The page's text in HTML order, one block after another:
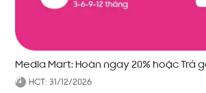
Media Mart: Hoàn ngay 20% hoặc Trả
HCT: 31/12/2026